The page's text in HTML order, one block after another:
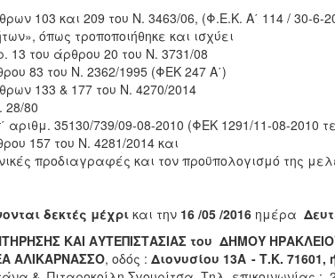
103 και 209 του Ν. 3463/06, (Φ.Ε.Κ. Α΄ 114 / 30-
όπως τροποποιήθηκε και ισχύει
13 του άρθρου 20 του Ν. 3731/08
83 του Ν. 2362/1995 (ΦΕΚ 247 Α΄)
133 & 177 του Ν. 4270/2014
28/80
αριθμ. 35130/739/09-08-2010 (ΦΕΚ 1291/11-08-2010
157 του Ν. 4281/2014 και
προδιαγραφές και τον προϋπολογισμό της
δεκτές μέχρικαι την 16/05 /2016ημέρα
ΚΑΙ ΑΥΤΕΠΙΣΤΑΣΙΑΣ του ΔΗΜΟΥ
ΑΛΙΚΑΡΝΑΣΣΟ, οδός : Διονυσίου 13Α - Τ.Κ. 71601,